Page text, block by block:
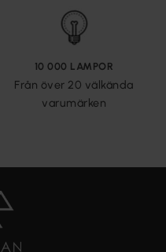
10 000 LAMPOR
Från över 20 välkända
varumärken